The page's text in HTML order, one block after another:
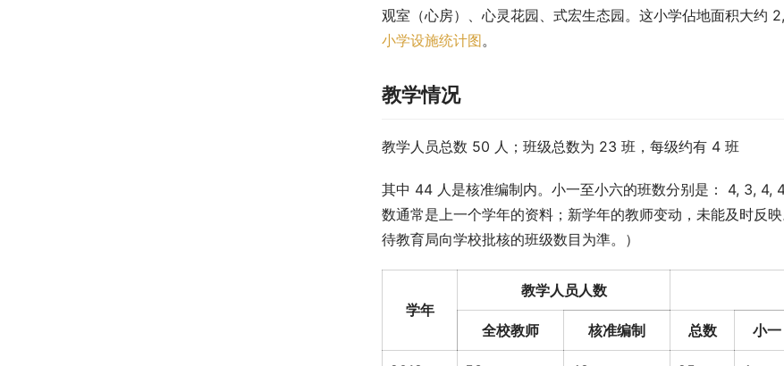
观室（心房）、心灵花园、式宏生态园。这小学佔地面积大约
小学设施统计图。
教学情况
教学人员总数 50 人；班级总数为 23 班，每级约有 4 班
其中 44 人是核准编制内。小一至小六的班数分别是： 4, 3, 4,
数通常是上一个学年的资料；新学年的教师变动，未能及时反
待教育局向学校批核的班级数目为準。）
学年
教学人员人数
全校教师 核准编制 总数 小一